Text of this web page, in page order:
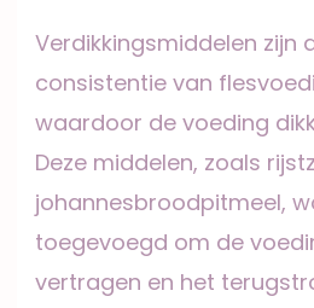
Verdikkingsmiddelen zijn
consistentie van
waardoor de voeding
Deze middelen, zoals
johannesbroodpitmeel,
toegevoegd om de
vertragen en het